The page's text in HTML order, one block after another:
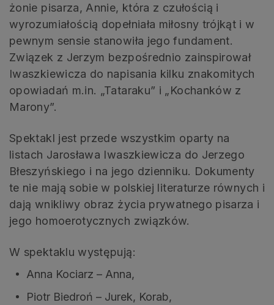
żonie pisarza, Annie, która z czułością i
wyrozumiałością dopełniała miłosny trójkąt i w
pewnym sensie stanowiła jego fundament.
Związek z Jerzym bezpośrednio zainspirował
Iwaszkiewicza do napisania kilku znakomitych
opowiadań m.in. „Tataraku” i „Kochanków z
Marony”.
Spektakl jest przede wszystkim oparty na
listach Jarosława Iwaszkiewicza do Jerzego
Błeszyńskiego i na jego dzienniku. Dokumenty
te nie mają sobie w polskiej literaturze równych i
dają wnikliwy obraz życia prywatnego pisarza i
jego homoerotycznych związków.
W spektaklu występują:
Anna Kociarz – Anna,
Piotr Biedroń – Jurek, Korab,